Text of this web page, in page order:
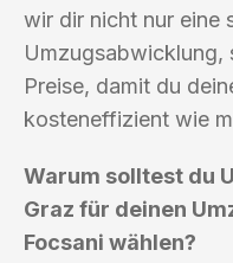
wir dir nicht nur eine
Umzugsabwicklung,
Preise, damit du
kosteneffizient wie
Warum solltest du
Graz für deinen
Focsani wählen?